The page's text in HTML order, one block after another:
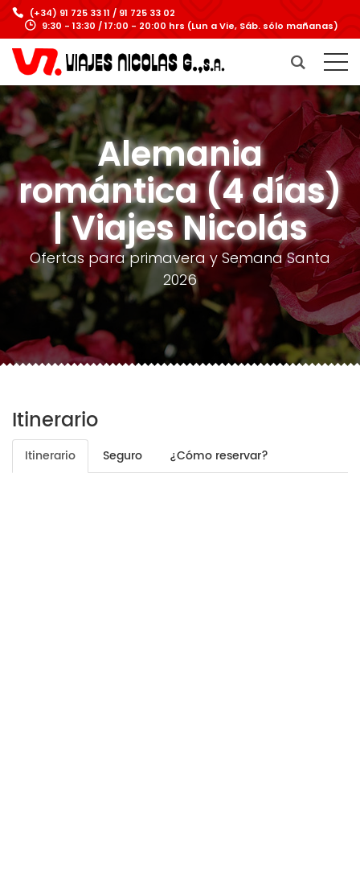
(+34) 91 725 33 11 / 91 725 33 02
9:30 - 13:30 / 17:00 - 20:00 hrs (Lun a Vie, Sáb. sólo mañanas)
Alemania
romántica (4 días)
| Viajes Nicolás
Ofertas para primavera y Semana Santa
2026
Itinerario
Itinerario Seguro ¿Cómo reservar?